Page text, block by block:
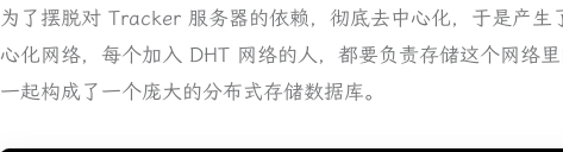
为了摆脱对 Tracker 服务器的依赖，彻底去中心化，于是产
心化网络，每个加入 DHT 网络的人，都要负责存储这个网络
一起构成了一个庞大的分布式存储数据库。